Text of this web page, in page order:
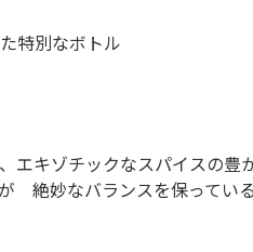
特別なボトル
エキゾチックなスパイスの豊
絶妙なバランスを保ってい